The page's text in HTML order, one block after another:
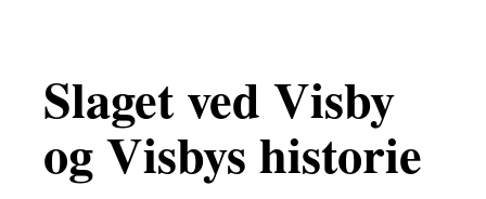
Slaget ved Visby
og Visbys historie